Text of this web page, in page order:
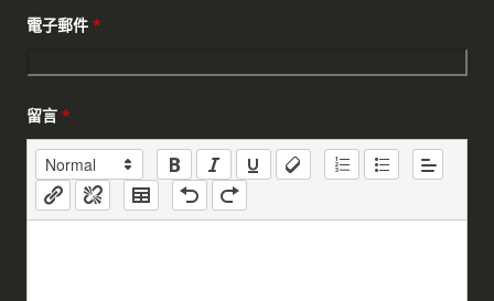
電子郵件 *
留言 *